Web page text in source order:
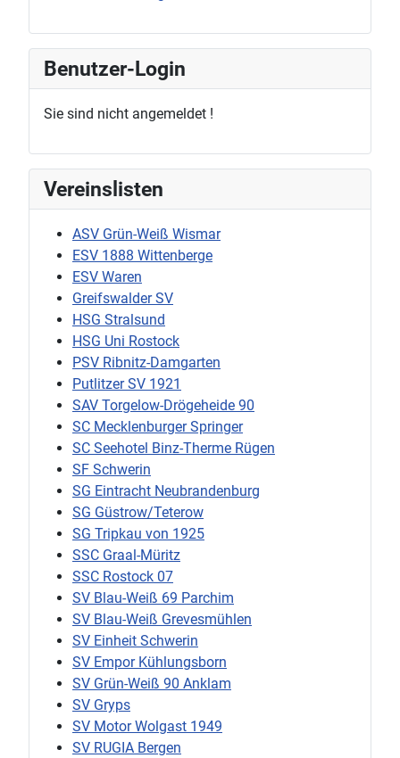
Benutzer-Login
Sie sind nicht angemeldet !
Vereinslisten
ASV Grün-Weiß Wismar
ESV 1888 Wittenberge
ESV Waren
Greifswalder SV
HSG Stralsund
HSG Uni Rostock
PSV Ribnitz-Damgarten
Putlitzer SV 1921
SAV Torgelow-Drögeheide 90
SC Mecklenburger Springer
SC Seehotel Binz-Therme Rügen
SF Schwerin
SG Eintracht Neubrandenburg
SG Güstrow/Teterow
SG Tripkau von 1925
SSC Graal-Müritz
SSC Rostock 07
SV Blau-Weiß 69 Parchim
SV Blau-Weiß Grevesmühlen
SV Einheit Schwerin
SV Empor Kühlungsborn
SV Grün-Weiß 90 Anklam
SV Gryps
SV Motor Wolgast 1949
SV RUGIA Bergen